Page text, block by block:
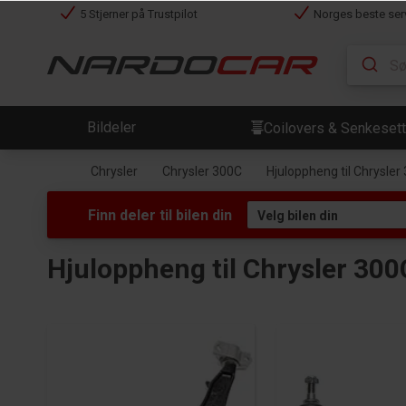
5 Stjerner på Trustpilot Norges beste
Bildeler Coilovers & Senkesett
Chrysler Chrysler 300C Hjuloppheng til Chrysler
Finn deler til bilen din
Hjuloppheng til Chrysler